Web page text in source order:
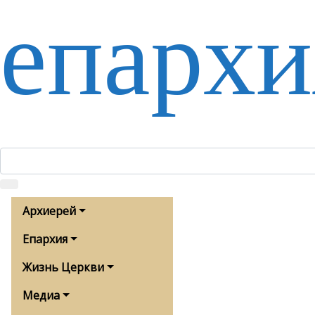
Архиерей
Епархия
Жизнь Церкви
Медиа